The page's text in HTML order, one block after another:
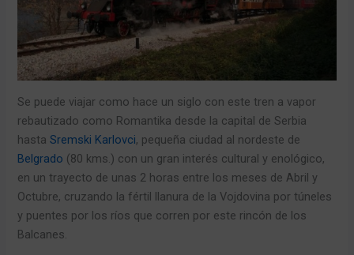
Se puede viajar como hace un siglo con este tren a vapor
rebautizado como Romantika desde la capital de Serbia
hastaSremski Karlovci, pequeña ciudad al nordeste de
Belgrado (80 kms.) con un gran interés cultural y enológico,
en un trayecto de unas 2 horas entre los meses de Abril y
Octubre, cruzando la fértil llanura de la Vojdovina por túneles
y puentes por los ríos que corren por este rincón de los
Balcanes.